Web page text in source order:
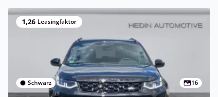
1,26 Leasingfaktor
Schwarz 16